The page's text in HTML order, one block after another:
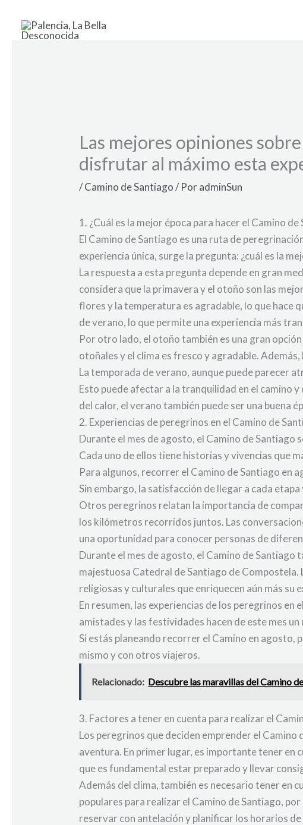
contenido
Las mejores opiniones
disfrutar al máximo esta
/Camino de Santiago/ PoradminSun
1. ¿Cuál es la mejor época para hacer el Camino de
El Camino de Santiago es una ruta de
experiencia única, surge la pregunta: ¿cuál es la
La respuesta a esta pregunta depende en gran
considera que la primavera y el otoño son las
flores y la temperatura es agradable, lo que hace
de verano, lo que permite una experiencia más
Por otro lado, el otoño también es una gran
otoñales y el clima es fresco y agradable.
La temporada de verano, aunque puede parecer
Esto puede afectar a la tranquilidad en el camino
del calor, el verano también puede ser una buena
2. Experiencias de peregrinos en el Camino de
Durante el mes de agosto, el Camino de
Cada uno de ellos tiene historias y vivencias que
Para algunos, recorrer el Camino de Santiago en
Sin embargo, la satisfacción de llegar a cada
Otros peregrinos relatan la importancia de
los kilómetros recorridos juntos. Las
una oportunidad para conocer personas de
Durante el mes de agosto, el Camino de Santiago
majestuosa Catedral de Santiago de
religiosas y culturales que enriquecen aún más su
En resumen, las experiencias de los peregrinos
amistades y las festividades hacen de este mes
Si estás planeando recorrer el Camino en
mismo y con otros viajeros.
Relacionado: Descubre las maravillas del Camino
3. Factores a tener en cuenta para realizar el
Los peregrinos que deciden emprender el
aventura. En primer lugar, es importante tener en
que es fundamental estar preparado y llevar
Además del clima, también es necesario tener en
populares para realizar el Camino de Santiago,
reservar con antelación y planificar los horarios